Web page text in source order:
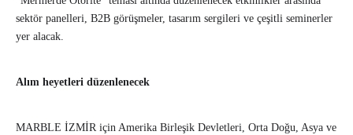
sektör panelleri, B2B görüşmeler, tasarım sergileri ve çeşitli seminerler
yer alacak.
Alım heyetleri düzenlenecek
MARBLE İZMİR için Amerika Birleşik Devletleri, Orta Doğu, Asya ve